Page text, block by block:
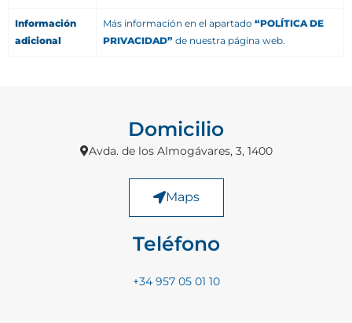
Información
adicional
Más información en el apartado “POLÍTICA DE
PRIVACIDAD” de nuestra página web.
Domicilio
Avda. de los Almogávares, 3, 1400
Maps
Teléfono
+34 957 05 01 10